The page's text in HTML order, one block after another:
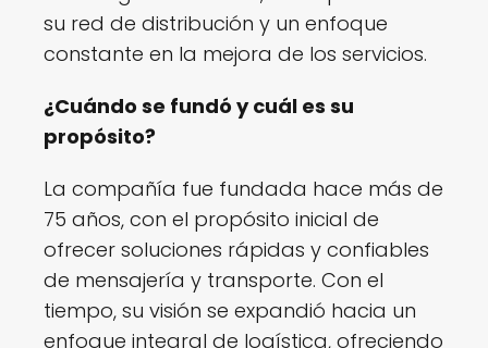
su red de distribución y un enfoque
constante en la mejora de los servicios.
¿Cuándo se fundó y cuál es su
propósito?
La compañía fue fundada hace más de
75 años, con el propósito inicial de
ofrecer soluciones rápidas y confiables
de mensajería y transporte. Con el
tiempo, su visión se expandió hacia un
enfoque integral de logística, ofreciendo